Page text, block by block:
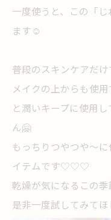
一度使うと、この「
ます☺️
普段のスキンケアだけ
メイクの上からも使
と潤いキープに使用
ん🤗
もっちりつやつや〜
イテムです♡♡♡
乾燥が気になるこの季
是非一度試してみて